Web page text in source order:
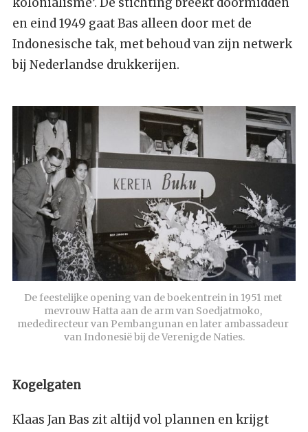
en eind 1949 gaat Bas alleen door met de
Indonesische tak, met behoud van zijn netwerk
bij Nederlandse drukkerijen.
De feestelijke opening van de boekentrein in 1951 met
mevrouw Hatta aan de arm van Soedjatmoko,
mededirecteur van Pembangunan en later ambassadeur
van Indonesië bij de Verenigde Naties.
Kogelgaten
Klaas Jan Bas zit altijd vol plannen en krijgt